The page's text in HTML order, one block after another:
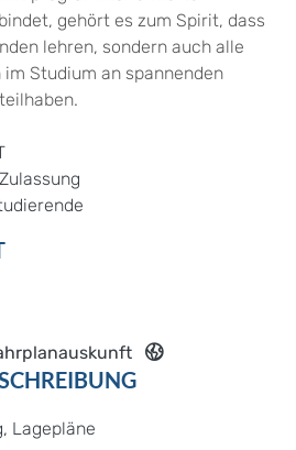
gehört es zum Spirit, dass
lehren, sondern auch alle
Studium an spannenden
Lagepläne